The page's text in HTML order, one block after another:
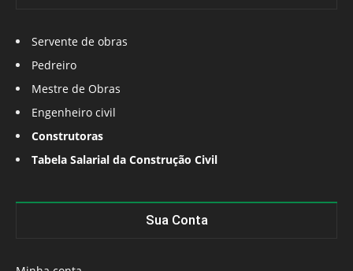
Servente de obras
Pedreiro
Mestre de Obras
Engenheiro civil
Construtoras
Tabela Salarial da Construção Civil
Sua Conta